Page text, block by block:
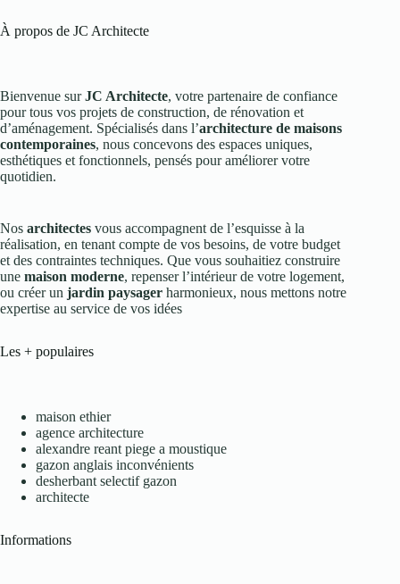
À propos de JC Architecte
Bienvenue surJC Architecte, votre partenaire de confiance
pour tous vos projets de construction, de rénovation et
d’aménagement. Spécialisés dans l’architecture de maisons
contemporaines, nous concevons des espaces uniques,
esthétiques et fonctionnels, pensés pour améliorer votre
quotidien.
Nos architectes vous accompagnent de l’esquisse à la
réalisation, en tenant compte de vos besoins, de votre budget
et des contraintes techniques. Que vous souhaitiez construire
une maison moderne, repenser l’intérieur de votre logement,
ou créer un jardin paysager harmonieux, nous mettons notre
expertise au service de vos idées
Les + populaires
maison ethier
agence architecture
alexandre reant piege a moustique
gazon anglais inconvénients
desherbant selectif gazon
architecte
Informations